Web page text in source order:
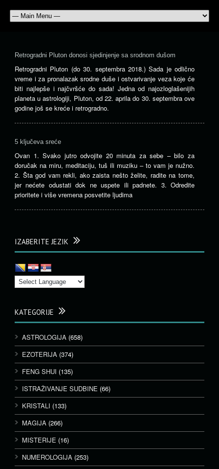
Retrogradni Pluton donosi sjedinjenje sa srodnom dušom
Retrogradni Pluton (do 30. septembra 2018.) Sada je odlično
vreme i za pronalazak srodne duše i ostvarivanje veza koje će
biti najlepše i najčvršće do sada! Jedna od najozloglašenijih
planeta u astrologiji, Pluton, od 22. aprila do 30. septembra ove
godine još se kreće i retrogradno.
5 ključeva sreće
Ovan 1. Svako jutro odvojite 20 minuta za sebe – bilo za
doručak na miru, meditaciju, tuš ili muziku – to vam je nužno.
2. Šta god vam rekli, ako zaista nešto želite, radite na tome,
jer nećete odustati dok ne uspete ili padnete. 3. Odredite
prioritete i više vremena posvetite ljudima
IZABERITE JEZIK
KATEGORIJE
ASTROLOGIJA (658)
EZOTERIJA (374)
FENG SHUI (135)
ISTRAŽIVANJE SUDBINE (66)
KRISTALI (133)
MAGIJA (266)
MISTERIJE (16)
NUMEROLOGIJA (253)